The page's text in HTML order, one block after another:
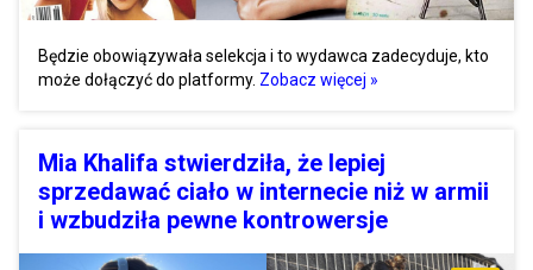
Będzie obowiązywała selekcja i to wydawca zadecyduje, kto
może dołączyć do platformy. Zobacz więcej »
Mia Khalifa stwierdziła, że lepiej
sprzedawać ciało w internecie niż w armii
i wzbudziła pewne kontrowersje